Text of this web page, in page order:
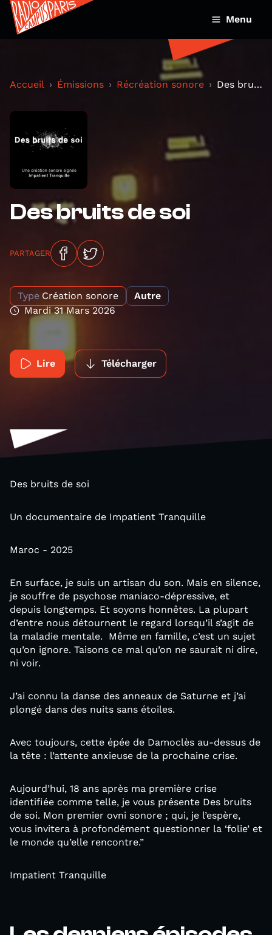
Menu
Accueil Émissions Récréation sonore Des bruits de soi
Des bruits de soi
PARTAGER
Type Création sonore
Autre
Mardi 31 Mars 2026
Lire Télécharger
Des bruits de soi
Un documentaire de Impatient Tranquille
Maroc - 2025
En surface, je suis un artisan du son. Mais en silence,
je souffre de psychose maniaco-dépressive, et
depuis longtemps. Et soyons honnêtes. La plupart
d’entre nous détournent le regard lorsqu’il s’agit de
la maladie mentale. Même en famille, c’est un sujet
qu’on ignore. Taisons ce mal qu’on ne saurait ni dire,
ni voir.
J’ai connu la danse des anneaux de Saturne et j’ai
plongé dans des nuits sans étoiles.
Avec toujours, cette épée de Damoclès au-dessus de
la tête : l’attente anxieuse de la prochaine crise.
Aujourd’hui, 18 ans après ma première crise
identifiée comme telle, je vous présente Des bruits
de soi. Mon premier ovni sonore ; qui, je l’espère,
vous invitera à profondément questionner la ‘folie’ et
le monde qu’elle rencontre.”
Impatient Tranquille